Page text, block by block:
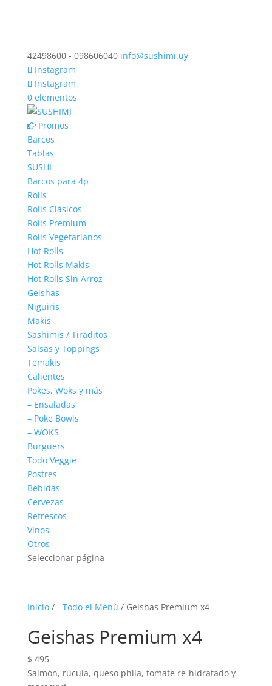
42498600 - 098606040 info@sushimi.uy
Instagram
Instagram
0 elementos
Promos
Barcos
Tablas
SUSHI
Barcos para 4p
Rolls
Rolls Clásicos
Rolls Premium
Rolls Vegetarianos
Hot Rolls
Hot Rolls Makis
Hot Rolls Sin Arroz
Geishas
Niguiris
Makis
Sashimis / Tiraditos
Salsas y Toppings
Temakis
Calientes
Pokes, Woks y más
– Ensaladas
– Poke Bowls
– WOKS
Burguers
Todo Veggie
Postres
Bebidas
Cervezas
Refrescos
Vinos
Otros
Seleccionar página
Inicio/ - Todo el Menú / Geishas Premium x4
Geishas Premium x4
$ 495
Salmón, rùcula, queso phila, tomate re-hidratado y